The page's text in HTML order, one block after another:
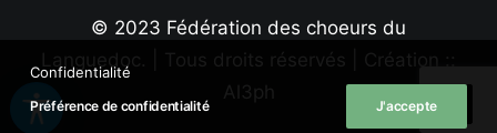
© 2023 Fédération des choeurs du
Languedoc. | Tous droits réservés | Création ::
Confidentialité
Préférence de confidentialité J'accepte